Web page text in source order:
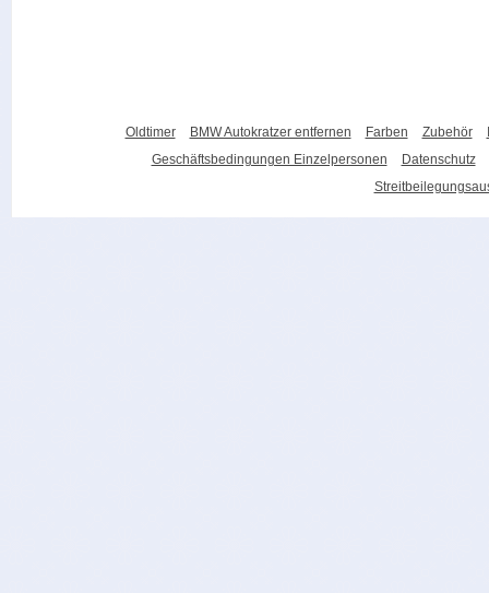
Oldtimer BMW Autokratzer entfernen Farben Zubehör
Geschäftsbedingungen Einzelpersonen
Datenschutz